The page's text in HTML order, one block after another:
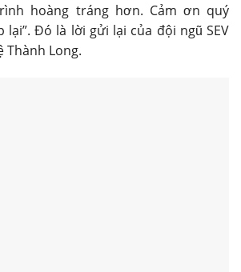
hoàng tráng hơn. Cảm ơn quý
lại”. Đó là lời gửi lại của đội ngũ SEV
Thành Long.